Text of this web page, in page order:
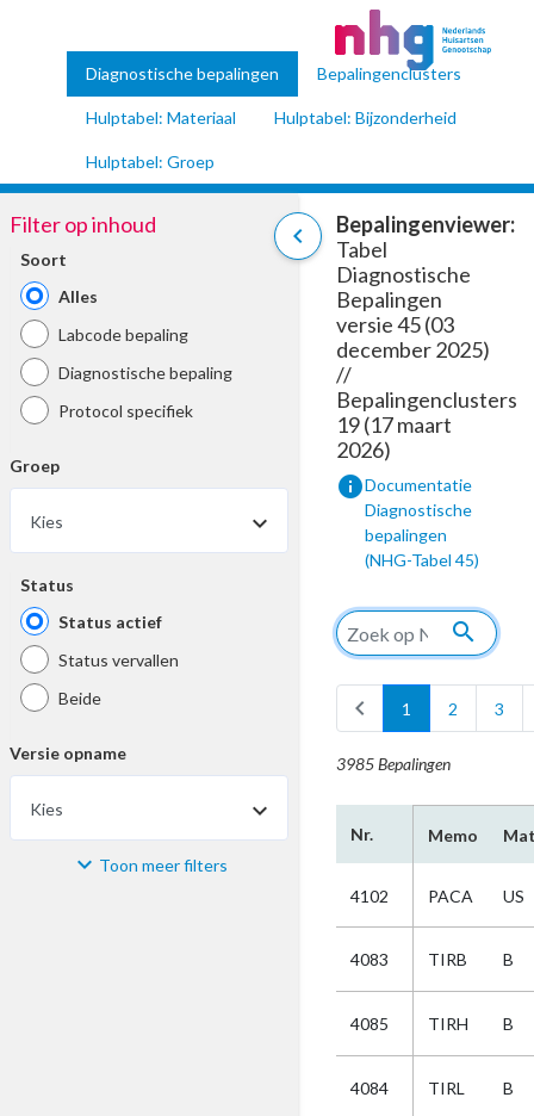
Diagnostische bepalingen Bepalingenclusters
Hulptabel: Materiaal Hulptabel: Bijzonderheid
Hulptabel: Groep
chevron_left
Filter op inhoud
Soort
Alles
Labcode bepaling
Diagnostische bepaling
Protocol specifiek
Groep
Kies
Status
Status actief
Status vervallen
Beide
Versie opname
Kies
Materiaal Toon meer filters
Bepalingenviewer:
Tabel
Diagnostische
Bepalingen
versie 45 (03
december 2025)
//
Bepalingenclusters
19 (17 maart
2026)
infoDocumentatie
Diagnostische
bepalingen
(NHG-Tabel 45)
search
chevron_left 1 2 3
3985 Bepalingen
Nr. Memo
4102 PACA US
4083 TIRB B
4085 TIRH B
4084 TIRL B